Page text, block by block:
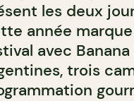
les deux
année
avec
trois